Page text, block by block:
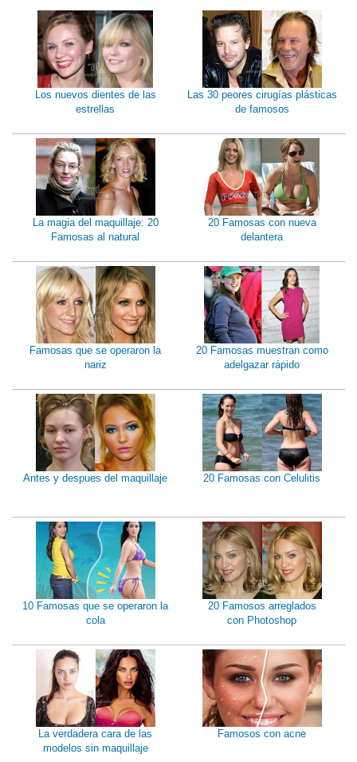
Los nuevos dientes de las
estrellas
Las 30 peores cirugías plásticas
de famosos
La magia del maquillaje: 20
Famosas al natural
20 Famosas con nueva
delantera
Famosas que se operaron la
nariz
20 Famosas muestran como
adelgazar rápido
Antes y despues del maquillaje 20 Famosas con Celulitis
10 Famosas que se operaron la
cola
20 Famosos arreglados
con Photoshop
La verdadera cara de las
modelos sin maquillaje
Famosos con acne